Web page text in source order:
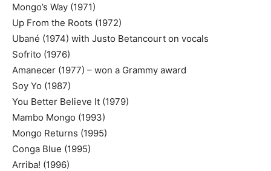
Mongo’s Way (1971)
Up From the Roots (1972)
Ubané (1974) with Justo Betancourt on vocals
Sofrito (1976)
Amanecer (1977) – won a Grammy award
Soy Yo (1987)
You Better Believe It (1979)
Mambo Mongo (1993)
Mongo Returns (1995)
Conga Blue (1995)
Arriba! (1996)